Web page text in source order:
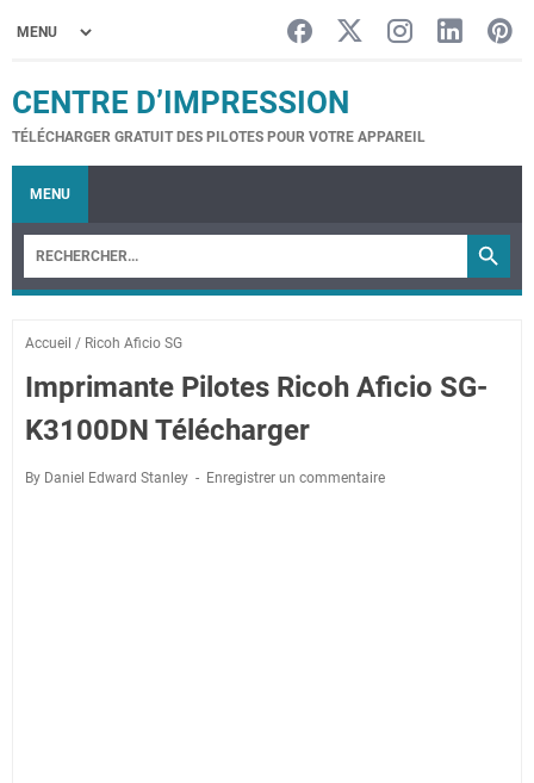
CENTRE D’IMPRESSION
TÉLÉCHARGER GRATUIT DES PILOTES POUR VOTRE APPAREIL
MENU
Accueil / Ricoh Aficio SG
Imprimante Pilotes Ricoh Aficio SG-
K3100DN Télécharger
By Daniel Edward Stanley Enregistrer un commentaire